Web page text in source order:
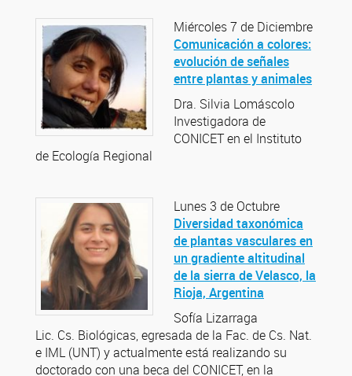
Miércoles 7 de Diciembre
Comunicación a colores:
evolución de señales
entre plantas y animales
Dra. Silvia Lomáscolo
Investigadora de
CONICET en el Instituto
de Ecología Regional
Lunes 3 de Octubre
Diversidad taxonómica
de plantas vasculares en
un gradiente altitudinal
de la sierra de Velasco, la
Rioja, Argentina
Sofía Lizarraga
Lic. Cs. Biológicas, egresada de la Fac. de Cs. Nat.
e IML (UNT) y actualmente está realizando su
doctorado con una beca del CONICET, en la